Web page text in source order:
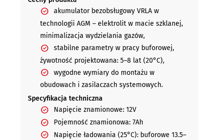
akumulator bezobsługowy VRLA w
technologii AGM – elektrolit w macie szklanej,
minimalizacja wydzielania gazów,
stabilne parametry w pracy buforowej,
żywotność projektowana: 5–8 lat (20°C),
wygodne wymiary do montażu w
obudowach i zasilaczach systemowych.
Specyfikacja techniczna
Napięcie znamionowe: 12V
Pojemność znamionowa: 7Ah
Napięcie ładowania (25°C): buforowe 13.5–